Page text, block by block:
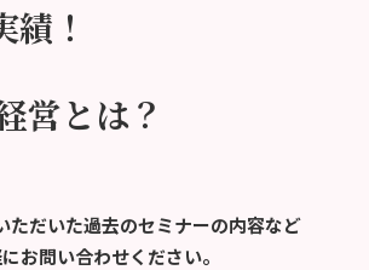
！
営とは？
ただいた過去のセミナーの内容など
お問い合わせください。